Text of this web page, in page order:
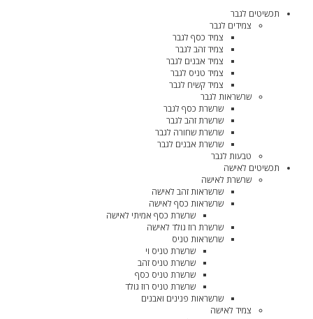
תכשיטים לגבר
צמידים לגבר
צמיד כסף לגבר
צמיד זהב לגבר
צמיד אבנים לגבר
צמיד טניס לגבר
צמיד קשיח לגבר
שרשראות לגבר
שרשרת כסף לגבר
שרשרת זהב לגבר
שרשרת שחורה לגבר
שרשרת אבנים לגבר
טבעות לגבר
תכשיטים לאישה
שרשרת לאישה
שרשראות זהב לאישה
שרשראות כסף לאישה
שרשרת כסף אמיתי לאישה
שרשרת רוז גולד לאישה
שרשראות טניס
שרשרת טניס וי
שרשרת טניס זהב
שרשרת טניס כסף
שרשרת טניס רוז גולד
שרשראות פנינים ואבנים
צמיד לאישה